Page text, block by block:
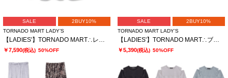
SALE
2BUY10%
TORNADO MART LADY’S
【LADIES'】TORNADO MART∴レオパードプリントイージースカート
￥7,590(税込) 50%OFF
SALE
2BUY10%
TORNADO MART LADY’S
【LADIES'】TORNADO MART∴ブライトスムーススリットオーバーTシャツ
￥5,390(税込) 50%OFF